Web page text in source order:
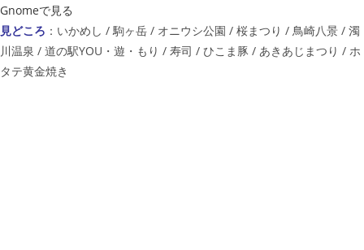
Gnomeで見る
見どころ ：いかめし / 駒ヶ岳 / オニウシ公園 / 桜まつり / 鳥崎八景 / 濁
川温泉 / 道の駅YOU・遊・もり / 寿司 / ひこま豚 / あきあじまつり / ホ
タテ黄金焼き